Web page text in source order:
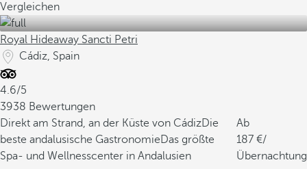
Vergleichen
Royal Hideaway Sancti Petri
Cádiz, Spain
4.6/5
3938 Bewertungen
Direkt am Strand, an der Küste von CádizDie
beste andalusische GastronomieDas größte
Spa- und Wellnesscenter in Andalusien
Ab
187
/
Übernachtung